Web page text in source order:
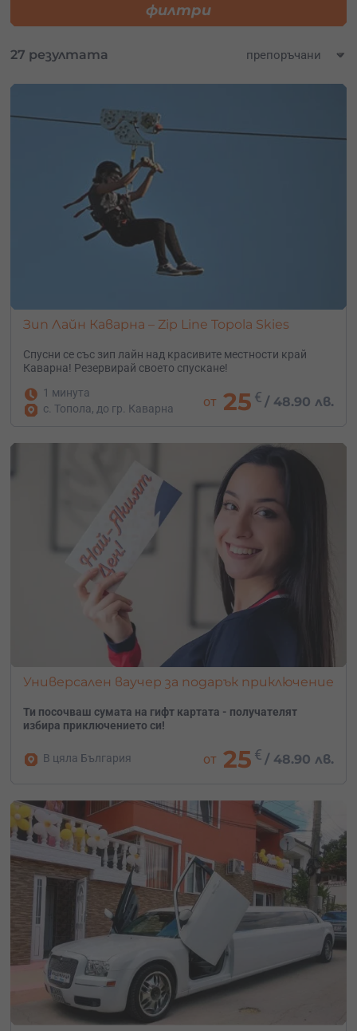
филтри
27 резултата
Зип Лайн Каварна – Zip Line Topola Skies
Спусни се със зип лайн над красивите местности край
Каварна! Резервирай своето спускане!
1 минута
с. Топола, до гр. Каварна
от 25 € /48.90 лв.
Универсален ваучер за подарък приключение
Ти посочваш сумата на гифт картата - получателят
избира приключението си!
В цяла България от 25 € / 48.90 лв.